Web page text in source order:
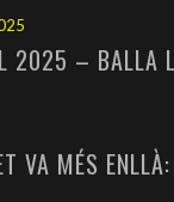
2025 – BALLA
VA MÉS ENLLÀ: